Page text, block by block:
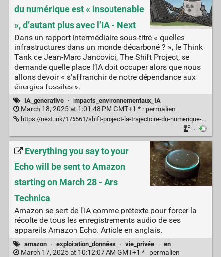
du numérique est « insoutenable
», d’autant plus avec l’IA - Next
Dans un rapport intermédiaire sous-titré « quelles
infrastructures dans un monde décarboné ? », le Think
Tank de Jean-Marc Jancovici, The Shift Project, se
demande quelle place l’IA doit occuper alors que nous
allons devoir « s’affranchir de notre dépendance aux
énergies fossiles ».
IA_generative · impacts_environnementaux_IA
March 18, 2025 at 1:01:48 PM GMT+1 * · permalien
https://next.ink/175561/shift-project-la-trajectoire-du-numerique-est-insoutenable-dautant-plus-avec-lia/
·
Everything you say to your
Echo will be sent to Amazon
starting on March 28 - Ars
Technica
Amazon se sert de l'IA comme prétexte pour forcer la
récolte de tous les enregistrements audio de ses
appareils Amazon Echo. Article en anglais.
amazon · exploitation_données · vie_privée · en
March 17, 2025 at 10:12:07 AM GMT+1 * · permalien